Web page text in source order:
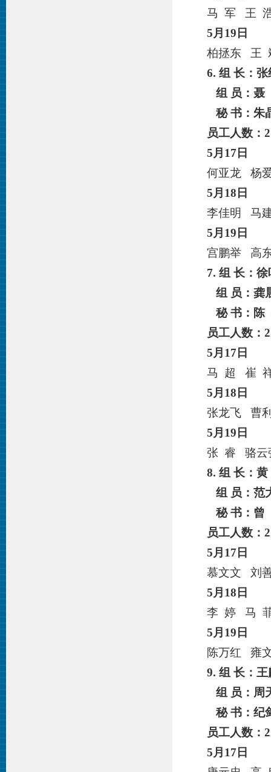
马 军 王
5月 19 日
柏拯东 王
6. 组 长：张
组 员：
秘 书：朱
员工人数：
5月 17 日
何亚龙 杨
5月 18 日
李佳明 马
5月 19 日
宫鹏举 高
7. 组 长：徐
组 员：
秘 书：陈
员工人数：
5月 17 日
马 超 崔
5月 18 日
张龙飞 曹
5月 19 日
张 睿 骆
8. 组 长：
组 员：范
秘 书：曾
员工人数：
5月17 日
慕文文 刘
5月 18 日
李 婷 马
5月 19 日
陈万红 雍
9. 组 长：王
组 员：
秘 书：纪
员工人数：2
5月 17 日